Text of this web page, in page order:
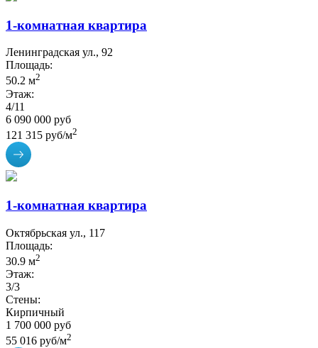
1-комнатная квартира
Ленинградская ул., 92
Площадь:
50.2 м2
Этаж:
4/11
6 090 000 руб
121 315 руб/м2
1-комнатная квартира
Октябрьская ул., 117
Площадь:
30.9 м2
Этаж:
3/3
Стены:
Кирпичный
1 700 000 руб
55 016 руб/м2